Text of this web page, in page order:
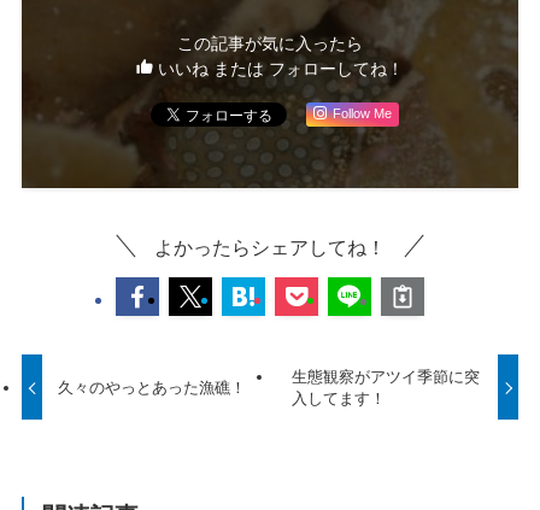
この記事が気に入ったら
いいね または フォローしてね！
Follow Me
よかったらシェアしてね！
久々のやっとあった漁礁！
生態観察がアツイ季節に突
入してます！